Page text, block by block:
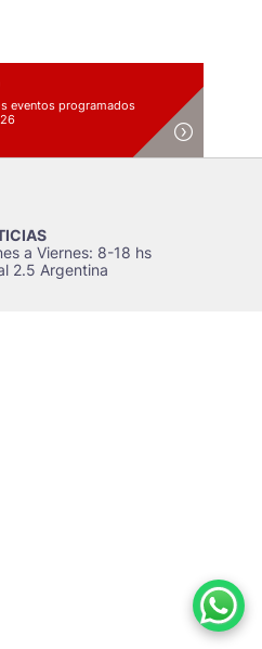
eventos programados
a Viernes: 8-18 hs
2.5 Argentina